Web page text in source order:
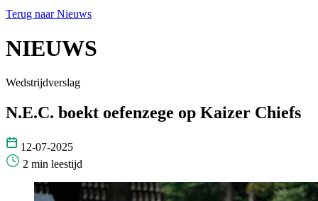
Terug naar Nieuws
NIEUWS
Wedstrijdverslag
N.E.C. boekt oefenzege op Kaizer Chiefs
12-07-2025
2 min leestijd